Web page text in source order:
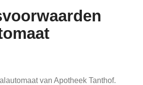
van Apotheek Tanthof.